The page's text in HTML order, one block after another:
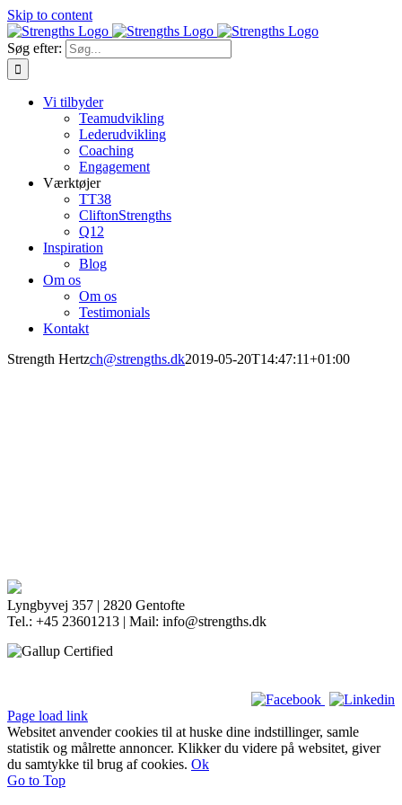
Skip to content
Søg efter:
Vi tilbyder
Teamudvikling
Lederudvikling
Coaching
Engagement
Værktøjer
TT38
CliftonStrengths
Q12
Inspiration
Blog
Om os
Om os
Testimonials
Kontakt
Strength Hertzch@strengths.dk2019-05-20T14:47:11+01:00
Lyngbyvej 357 | 2820 Gentofte
Tel.: +45 23601213 | Mail: info@strengths.dk
Page load link
Websitet anvender cookies til at huske dine indstillinger, samle
statistik og målrette annoncer. Klikker du videre på websitet, giver
du samtykke til brug af cookies. Ok
Go to Top